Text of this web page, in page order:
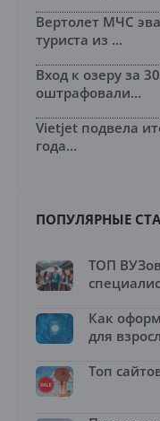
Вертолет МЧС
туриста из ...
Вход к озеру за
оштрафовали...
Vietjet подвела
года...
ПОПУЛЯРНЫЕ
ТОП ВУЗов
Как
для
Топ